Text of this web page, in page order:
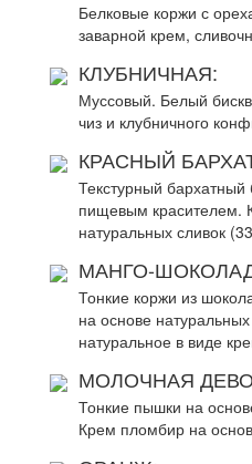
Белковые коржи с
заварной крем,
КЛУБНИЧНАЯ:
Муссовый. Белый
чиз и клубничного
КРАСНЫЙ
Текстурный бархатный
пищевым красителем.
натуральных сливок
МАНГО-
Тонкие коржи из
на основе
натуральное в виде
МОЛОЧНАЯ
Тонкие пышки на
Крем пломбир на